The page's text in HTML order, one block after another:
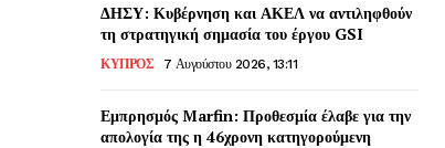
ΔΗΣΥ: Κυβέρνηση και ΑΚΕΛ να αντιληφθούν
τη στρατηγική σημασία του έργου GSI
ΚΥΠΡΟΣ 7 Αυγούστου 2026, 13:11
Εμπρησμός Marfin: Προθεσμία έλαβε για την
απολογία της η 46χρονη κατηγορούμενη